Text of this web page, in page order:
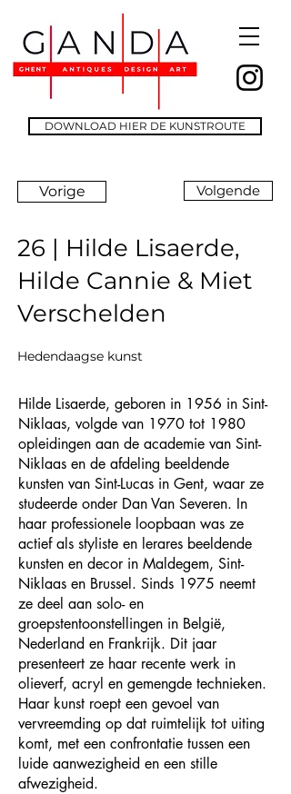
DOWNLOAD HIER DE KUNSTROUTE
Vorige Volgende
26 | Hilde Lisaerde,
Hilde Cannie & Miet
Verschelden
Hedendaagse kunst
Hilde Lisaerde, geboren in 1956 in Sint-
Niklaas, volgde van 1970 tot 1980
opleidingen aan de academie van Sint-
Niklaas en de afdeling beeldende
kunsten van Sint-Lucas in Gent, waar ze
studeerde onder Dan Van Severen. In
haar professionele loopbaan was ze
actief als styliste en lerares beeldende
kunsten en decor in Maldegem, Sint-
Niklaas en Brussel. Sinds 1975 neemt
ze deel aan solo- en
groepstentoonstellingen in België,
Nederland en Frankrijk. Dit jaar
presenteert ze haar recente werk in
olieverf, acryl en gemengde technieken.
Haar kunst roept een gevoel van
vervreemding op dat ruimtelijk tot uiting
komt, met een confrontatie tussen een
luide aanwezigheid en een stille
afwezigheid.